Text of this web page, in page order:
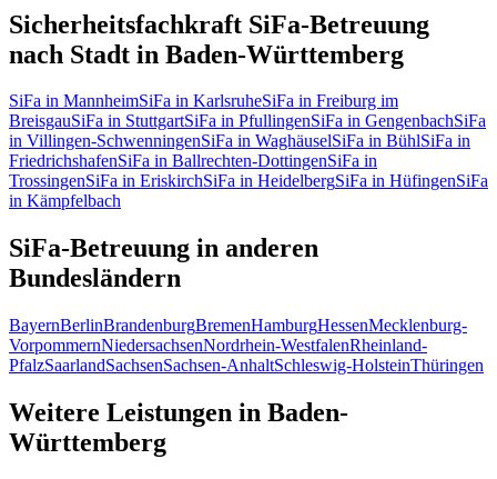
Sicherheitsfachkraft SiFa-Betreuung
nach Stadt in Baden-Württemberg
SiFa in MannheimSiFa in KarlsruheSiFa in Freiburg im
BreisgauSiFa in StuttgartSiFa in PfullingenSiFa in GengenbachSiFa
in Villingen-SchwenningenSiFa in WaghäuselSiFa in BühlSiFa in
FriedrichshafenSiFa in Ballrechten-DottingenSiFa in
TrossingenSiFa in EriskirchSiFa in HeidelbergSiFa in HüfingenSiFa
in Kämpfelbach
SiFa-Betreuung in anderen
Bundesländern
BayernBerlinBrandenburgBremenHamburgHessenMecklenburg-
VorpommernNiedersachsenNordrhein-WestfalenRheinland-
PfalzSaarlandSachsenSachsen-AnhaltSchleswig-HolsteinThüringen
Weitere Leistungen in Baden-
Württemberg